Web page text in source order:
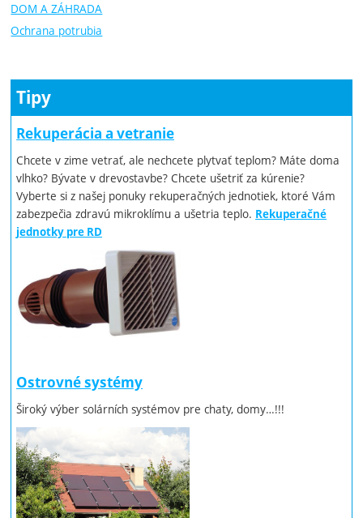
DOM A ZÁHRADA
Ochrana potrubia
Tipy
Rekuperácia a vetranie
Chcete v zime vetrať, ale nechcete plytvať teplom? Máte doma
vlhko? Bývate v drevostavbe? Chcete ušetriť za kúrenie?
Vyberte si z našej ponuky rekuperačných jednotiek, ktoré Vám
zabezpečia zdravú mikroklímu a ušetria teplo. Rekuperačné
jednotky pre RD
Ostrovné systémy
Široký výber solárních systémov pre chaty, domy…!!!